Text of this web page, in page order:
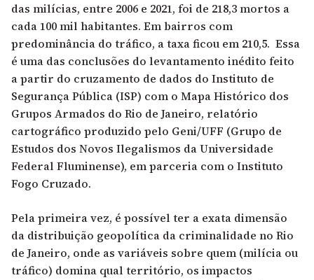
das milícias, entre 2006 e 2021, foi de 218,3 mortos a
cada 100 mil habitantes. Em bairros com
predominância do tráfico, a taxa ficou em 210,5. Essa
é uma das conclusões do levantamento inédito feito
a partir do cruzamento de dados do Instituto de
Segurança Pública (ISP) com o Mapa Histórico dos
Grupos Armados do Rio de Janeiro, relatório
cartográfico produzido pelo Geni/UFF (Grupo de
Estudos dos Novos Ilegalismos da Universidade
Federal Fluminense), em parceria com o Instituto
Fogo Cruzado.
Pela primeira vez, é possível ter a exata dimensão
da distribuição geopolítica da criminalidade no Rio
de Janeiro, onde as variáveis sobre quem (milícia ou
tráfico) domina qual território, os impactos